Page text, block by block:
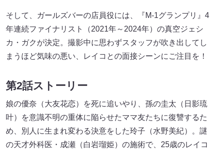
そして、ガールズバーの店員役には、『M-1グランプリ』4
年連続ファイナリスト（2021年～2024年）の真空ジェシ
カ・ガクが決定。撮影中に思わずスタッフが吹き出してし
まうほど気味の悪い、レイコとの面接シーンにご注目を！
第2話ストーリー
娘の優奈（大友花恋）を死に追いやり、孫の圭太（日影琉
叶）を意識不明の重体に陥らせたママ友たちに復讐するた
め、別人に生まれ変わる決意をした玲子（水野美紀）。謎
の天才外科医・成瀬（白岩瑠姫）の施術で、25歳のレイコ